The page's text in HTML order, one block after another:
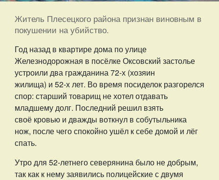
Житель Плесецкого района признан виновным в
покушении на убийство.
Год назад в квартире дома по улице
Железнодорожная в посёлке Оксовский застолье
устроили два гражданина 72-х (хозяин
жилища) и 52-х лет. Во время посиделок разгорелся
спор: старший товарищ не хотел отдавать
младшему долг. Последний решил взять
своё кровью и дважды воткнул в собутыльника
нож, после чего спокойно ушёл к себе домой и лёг
спать.
Утро для 52-летнего северянина было не добрым,
так как к нему заявились полицейские с двумя